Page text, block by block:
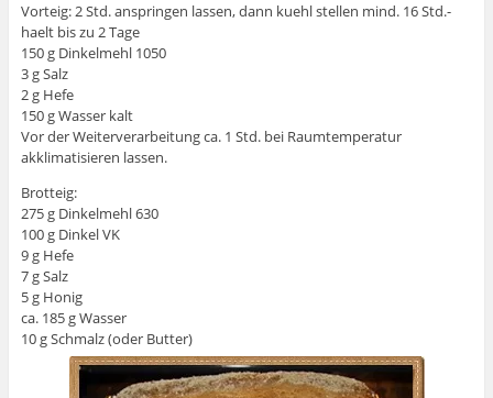
Vorteig: 2 Std. anspringen lassen, dann kuehl stellen mind. 16 Std.-
haelt bis zu 2 Tage
150 g Dinkelmehl 1050
3 g Salz
2 g Hefe
150 g Wasser kalt
Vor der Weiterverarbeitung ca. 1 Std. bei Raumtemperatur
akklimatisieren lassen.
Brotteig:
275 g Dinkelmehl 630
100 g Dinkel VK
9 g Hefe
7 g Salz
5 g Honig
ca. 185 g Wasser
10 g Schmalz (oder Butter)